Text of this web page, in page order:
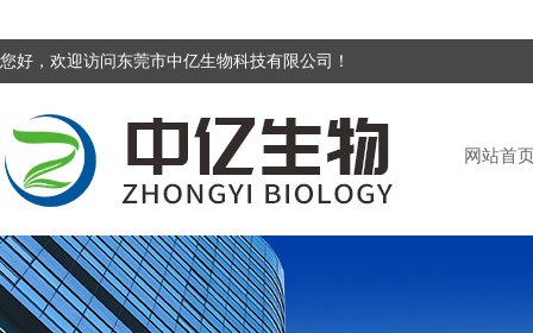
您好，欢迎访问东莞市中亿生物科技有限公司！
网站首